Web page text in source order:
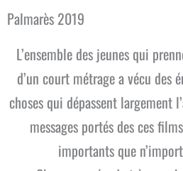
Palmarès 2019
L’ensemble des jeunes qui
d’un court métrage a vécu des
choses qui dépassent largement
messages portés des ces
importants que